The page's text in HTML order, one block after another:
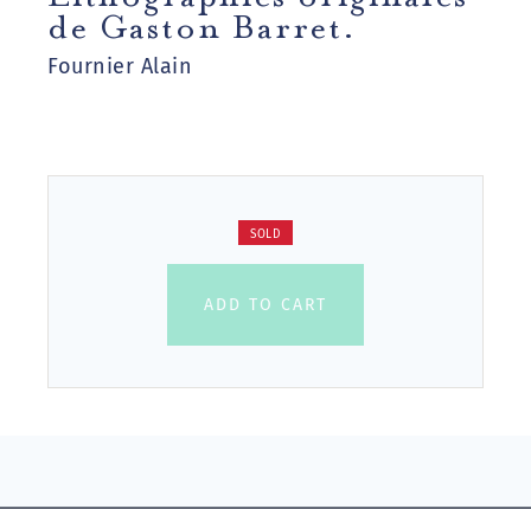
de Gaston Barret.
Fournier Alain
SOLD
ADD TO CART